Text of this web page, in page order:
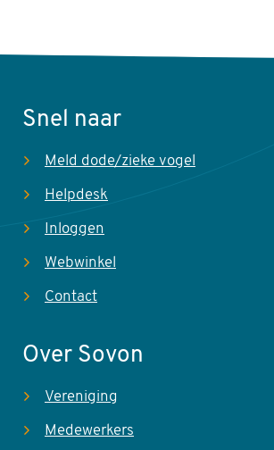
Snel naar
Meld dode/zieke vogel
Helpdesk
Inloggen
Webwinkel
Contact
Over Sovon
Vereniging
Medewerkers